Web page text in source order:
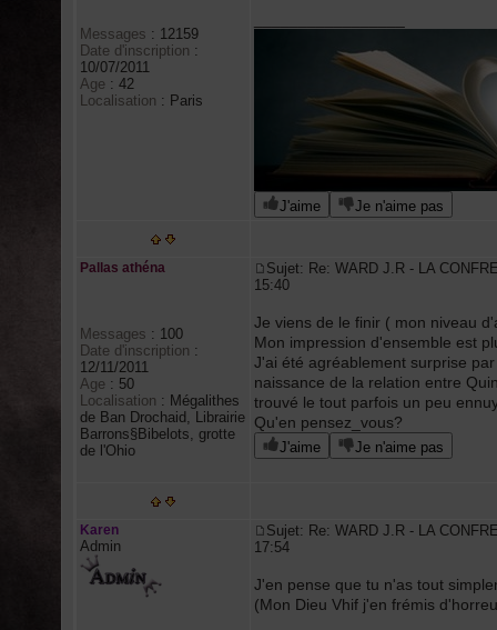
Messages : 12159
Date d'inscription :
10/07/2011
Age : 42
Localisation : Paris
J'aime Je n'aime pas
Pallas athéna
Messages : 100
Date d'inscription :
12/11/2011
Age : 50
Localisation : Mégalithes
de Ban Drochaid, Librairie
Barrons§Bibelots, grotte
de l'Ohio
Sujet: Re: WARD J.R - LA
15:40
Je viens de le finir ( mon niveau
Mon impression d'ensemble est
J'ai été agréablement surprise
naissance de la relation entre
trouvé le tout parfois un peu
Qu'en pensez_vous?
J'aime Je n'aime pas
Karen
Admin
Sujet: Re: WARD J.R - LA
17:54
J'en pense que tu n'as tout
(Mon Dieu Vhif j'en frémis